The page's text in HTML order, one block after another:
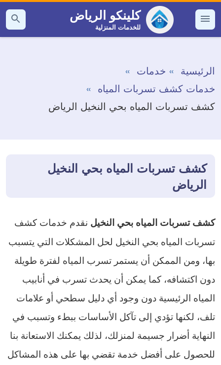
التجاوز
إلى القائمة
كلينكو الرياض
للخدمات المنزلية
بحث
عن
الرئيسية
خدمات
خدمات كشف تسربات المياه
كشف تسربات المياه بحي النخيل الرياض
كشف تسربات المياه بحي النخيل
الرياض
كشف تسربات المياه بحي النخيل نقدم خدمات كشف
تسربات المياه بحي النخيل لحل المشكلات التي يتسبب
بها، ومن الممكن أن يستمر تسرب المياه لفترة طويلة
دون اكتشافه، كما يمكن أن يحدث تسرب في أنابيب
المياه الرئيسية دون وجود أي دليل سطحي أو علامات
تلف، لكنها تؤدي إلى تآكل الأساسات ببطء وتسبب في
النهاية أضرار جسيمة لمنزلك، لذلك يمكنك الاستعانة بنا
للحصول على أفضل خدمة تقضي بها على هذه المشاكل